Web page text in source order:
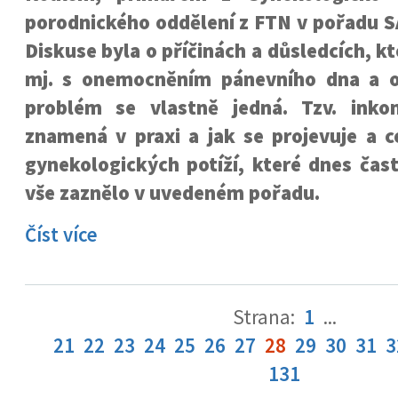
porodnického oddělení z FTN v pořadu
Diskuse byla o příčinách a důsledcích,
mj. s onemocněním pánevního dna a
problém se vlastně jedná. Tzv.
znamená v praxi a jak se projevuje a
gynekologických potíží, které dnes
vše zaznělo v uvedeném pořadu.
Číst více
Strana: 1 ...
21 22 23 24 25 26 27 28 29 30 31
131